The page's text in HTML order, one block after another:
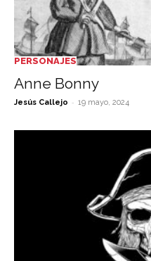
PERSONAJES
Anne Bonny
Jesús Callejo - 19 mayo, 2024